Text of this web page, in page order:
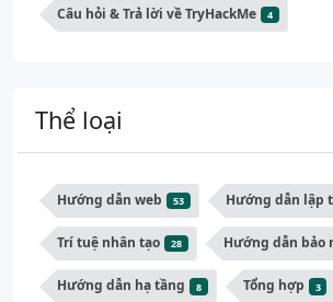
Câu hỏi & Trả lời về TryHackMe 4
Thể loại
Hướng dẫn web 53 Hướng dẫn lập
Trí tuệ nhân tạo 28 Hướng dẫn bảo
Hướng dẫn hạ tầng 8 Tổng hợp 3